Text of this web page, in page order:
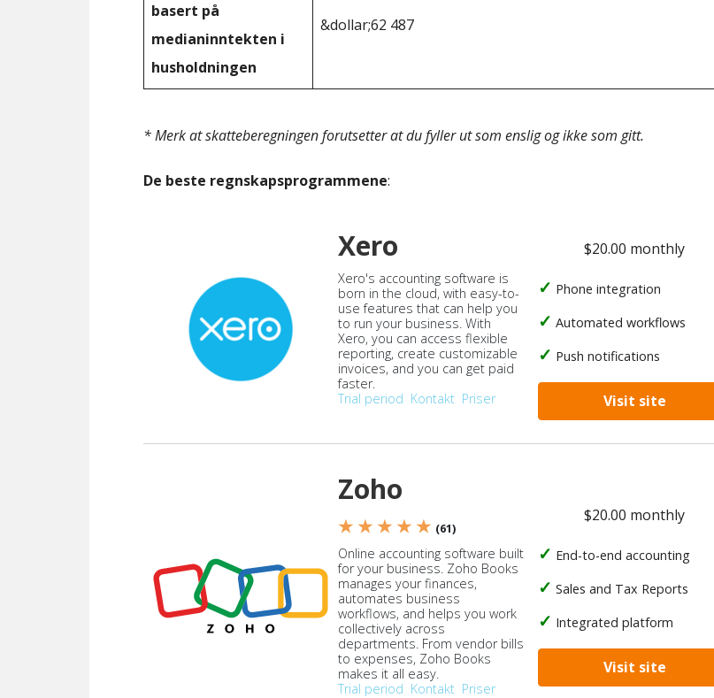
basert på
medianinntekten i
husholdningen
&dollar;62 487
* Merk at skatteberegningen forutsetter at du fyller ut som enslig og ikke som gitt.
De beste regnskapsprogrammene:
Xero
Xero's accounting software is
born in the cloud, with easy-to-
use features that can help you
to run your business. With
Xero, you can access flexible
reporting, create customizable
invoices, and you can get paid
faster.
Trial period Kontakt Priser
$20.00 monthly
Phone integration
Automated workflows
Push notifications
Visit site
Zoho
★ ★ ★ ★ ★ (61)
Online accounting software built
for your business. Zoho Books
manages your finances,
automates business
workflows, and helps you work
collectively across
departments. From vendor bills
to expenses, Zoho Books
makes it all easy.
Trial period Kontakt Priser
$20.00 monthly
End-to-end accounting
Sales and Tax Reports
Integrated platform
Visit site